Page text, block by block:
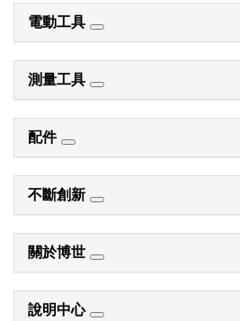
電動工具
測量工具
配件
不斷創新
關於博世
說明中心